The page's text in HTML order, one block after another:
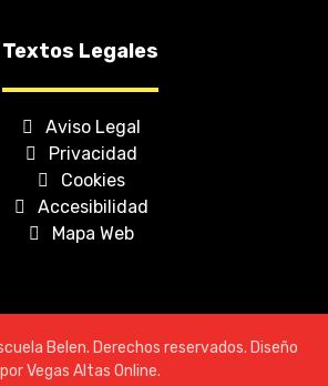
Textos Legales
Aviso Legal
Privacidad
Cookies
Accesibilidad
Mapa Web
Belen. Derechos reservados. Diseño
porVegas Altas Online.